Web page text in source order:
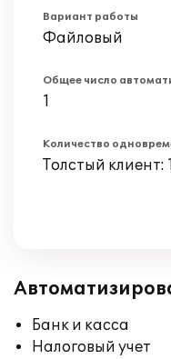
Вариант работы
Файловый
Общее число
1
Количество
Толстый клиент:
Банк и касса
Налоговый учет